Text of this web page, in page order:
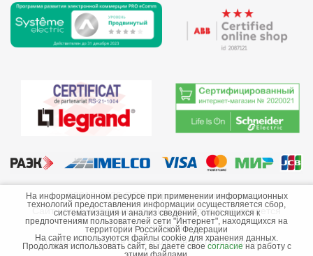
©2013-2026 ООО «Краснодарэлектро»
Сайт носит информационный характер и не является
публичной офертой.
Стоимость товаров и их наличие не гарантируются.
На информационном ресурсе при применении информационных
технологий предоставления информации осуществляется сбор,
систематизация и анализ сведений, относящихся к
предпочтениям пользователей сети "Интернет", находящихся на
территории Российской Федерации
На сайте используются файлы cookie для хранения данных.
Продолжая использовать сайт, вы даете свое согласие на работу с